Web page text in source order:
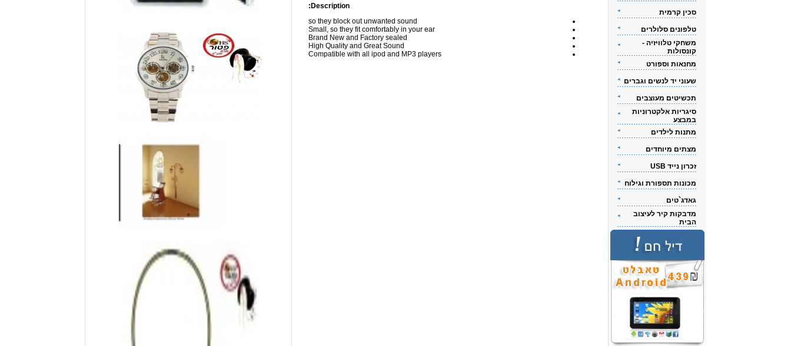
Description:
so they block out unwanted sound
Small, so they fit comfortably in your ear
Brand New and Factory sealed
High Quality and Great Sound
Compatible with all ipod and MP3 players
סכין קרמית
טלפונים סלולרים
משחקי טלוויזיה -
קונסולות
מחנאות וספורט
שעוני יד לנשים וגברים
תכשיטים מעוצבים
סיגריות אלקטרוניות
במבצע
מתנות לילדים
מצתים מיוחדים
זכרון נייד USB
מכונות תספורת וגילוח
גאדג`טים
מדבקות קיר לעיצוב
הבית